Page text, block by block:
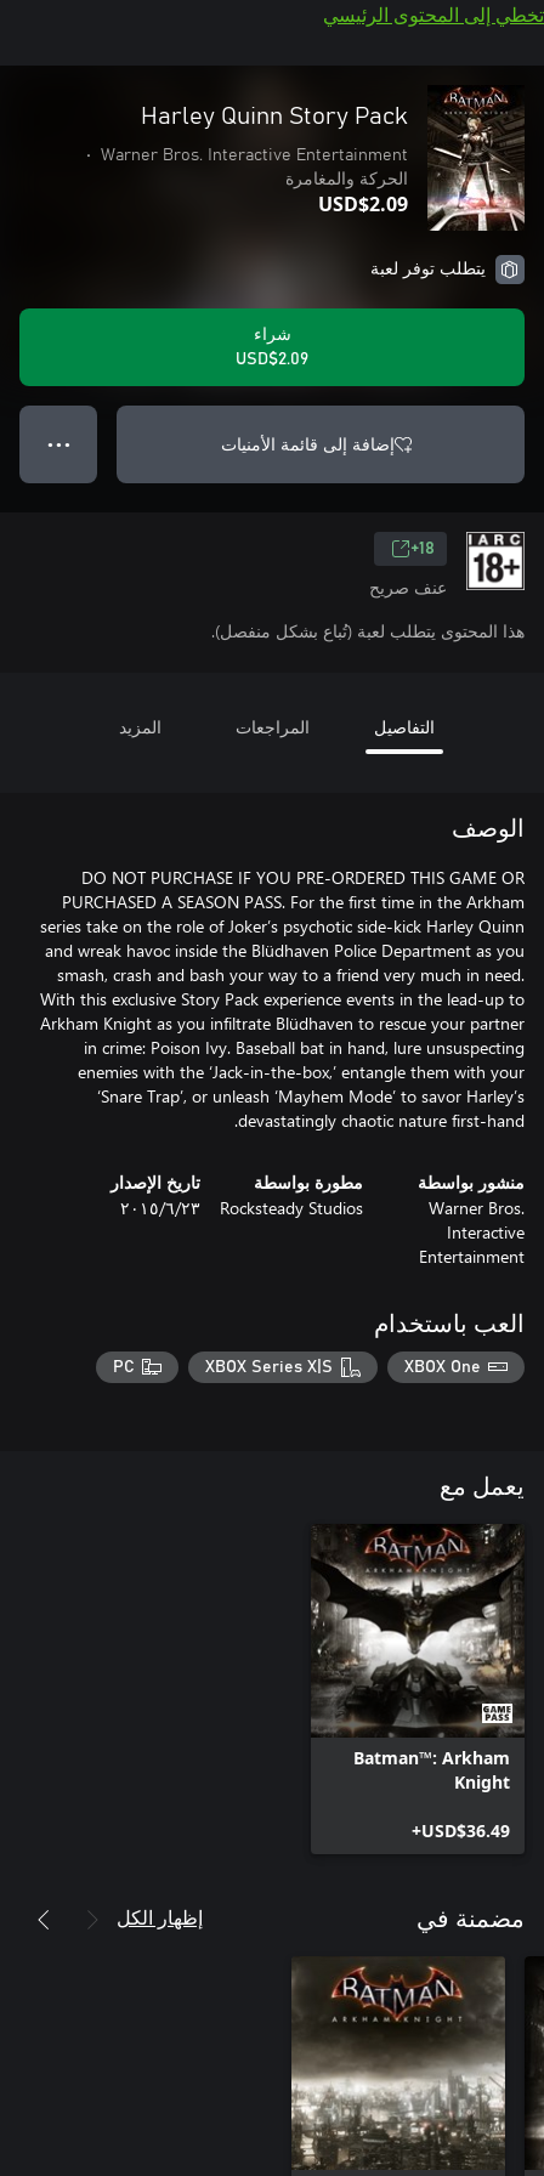
تخطي إلى المحتوى الرئيسي
Harley Quinn Story Pack
Warner Bros. Interactive Entertainment
•
الحركة والمغامرة
USD$2.09
يتطلب توفر لعبة
شراء
USD$2.09
إضافة إلى قائمة الأمنيات ● ● ●
18+
عنف صريح
هذا المحتوى يتطلب لعبة (تُباع بشكل منفصل).
التفاصيل المراجعات المزيد
الوصف
DO NOT PURCHASE IF YOU PRE-ORDERED THIS GAME OR
PURCHASED A SEASON PASS. For the first time in the Arkham
series take on the role of Joker’s psychotic side-kick Harley Quinn
and wreak havoc inside the Blüdhaven Police Department as you
smash, crash and bash your way to a friend very much in need.
With this exclusive Story Pack experience events in the lead-up to
Arkham Knight as you infiltrate Blüdhaven to rescue your partner
in crime: Poison Ivy. Baseball bat in hand, lure unsuspecting
enemies with the ‘Jack-in-the-box,’ entangle them with your
‘Snare Trap’, or unleash ‘Mayhem Mode’ to savor Harley’s
devastatingly chaotic nature first-hand.
منشور بواسطة
Warner Bros.
Interactive
Entertainment
مطورة بواسطة
Rocksteady Studios
تاريخ الإصدار
٢٣‏/٦‏/٢٠١٥
العب باستخدام
XBOX One
XBOX Series X|S
PC
يعمل مع
Batman™: Arkham
Knight
USD$36.49+
مضمنة في إظهار الكل